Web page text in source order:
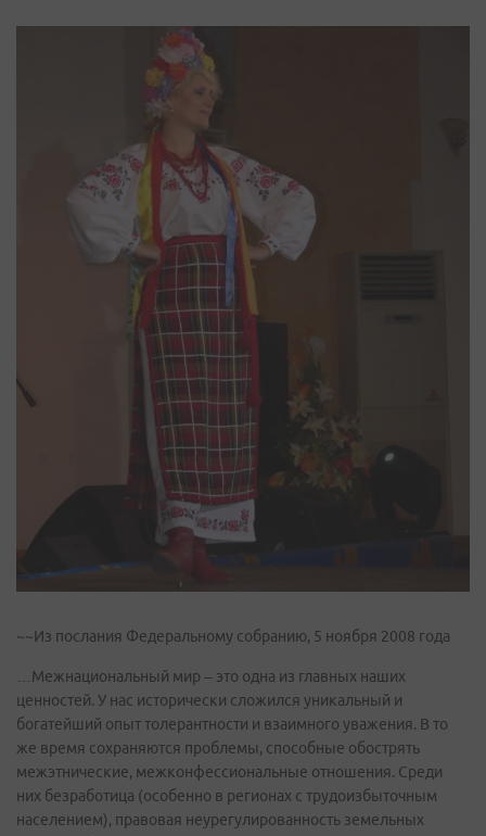
~~Из послания Федеральному собранию, 5 ноября 2008 года
…Межнациональный мир – это одна из главных наших
ценностей. У нас исторически сложился уникальный и
богатейший опыт толерантности и взаимного уважения. В то
же время сохраняются проблемы, способные обострять
межэтнические, межконфессиональные отношения. Среди
них безработица (особенно в регионах с трудоизбыточным
населением), правовая неурегулированность земельных